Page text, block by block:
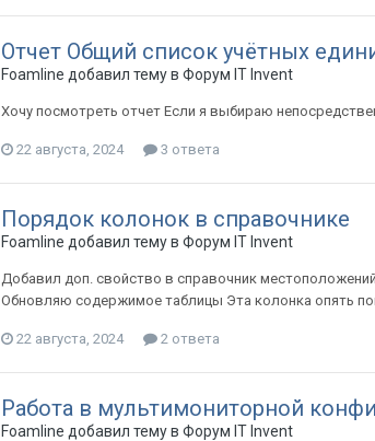
Отчет Общий список учётных
Foamline добавил тему в Форум IT Invent
Хочу посмотреть отчет Если я выбираю
22 августа, 2024 3 ответа
Порядок колонок в справочнике
Foamline добавил тему в Форум IT Invent
Добавил доп. свойство в справочник
Обновляю содержимое таблицы Эта колонка опять
22 августа, 2024 2 ответа
Работа в мультимониторной
Foamline добавил тему в Форум IT Invent